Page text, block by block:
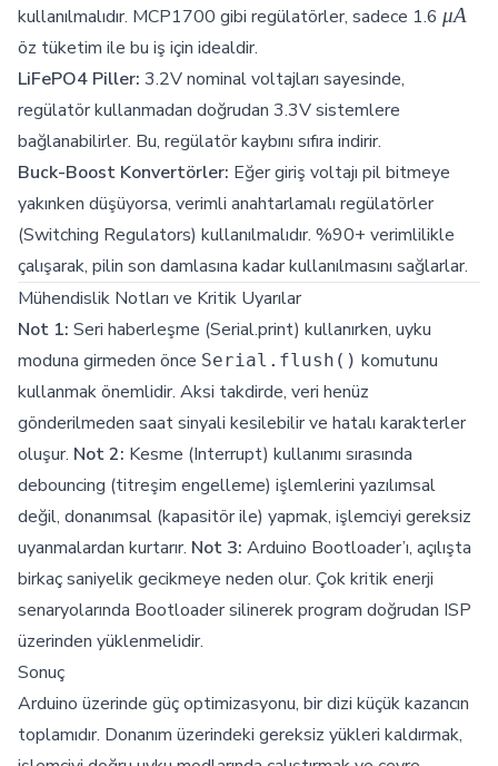
kullanılmalıdır. MCP1700 gibi regülatörler, sadece 1.6 \mu
μA
öz tüketim ile bu iş için idealdir.
LiFePO4 Piller: 3.2V nominal voltajları sayesinde,
regülatör kullanmadan doğrudan 3.3V sistemlere
bağlanabilirler. Bu, regülatör kaybını sıfıra indirir.
Buck-Boost Konvertörler: Eğer giriş voltajı pil bitmeye
yakınken düşüyorsa, verimli anahtarlamalı regülatörler
(Switching Regulators) kullanılmalıdır. %90+ verimlilikle
çalışarak, pilin son damlasına kadar kullanılmasını sağlarlar.
Mühendislik Notları ve Kritik Uyarılar
Not 1: Seri haberleşme (Serial.print) kullanırken, uyku
moduna girmeden önce Serial.flush() komutunu
kullanmak önemlidir. Aksi takdirde, veri henüz
gönderilmeden saat sinyali kesilebilir ve hatalı karakterler
oluşur. Not 2: Kesme (Interrupt) kullanımı sırasında
debouncing (titreşim engelleme) işlemlerini yazılımsal
değil, donanımsal (kapasitör ile) yapmak, işlemciyi gereksiz
uyanmalardan kurtarır. Not 3: Arduino Bootloader’ı, açılışta
birkaç saniyelik gecikmeye neden olur. Çok kritik enerji
senaryolarında Bootloader silinerek program doğrudan ISP
üzerinden yüklenmelidir.
Sonuç
Arduino üzerinde güç optimizasyonu, bir dizi küçük kazancın
toplamıdır. Donanım üzerindeki gereksiz yükleri kaldırmak,